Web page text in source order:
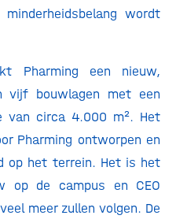
wordt
Pharming een nieuw,
vijf bouwlagen met een
van circa 4.000 m². Het
Pharming ontworpen en
op het terrein. Het is het
op de campus en CEO
meer zullen volgen. De